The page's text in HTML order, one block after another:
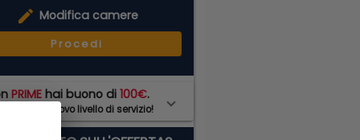
edit Modifica camere
Procedi
PRIME hai buono di100€.
ad un nuovo livello di servizio!